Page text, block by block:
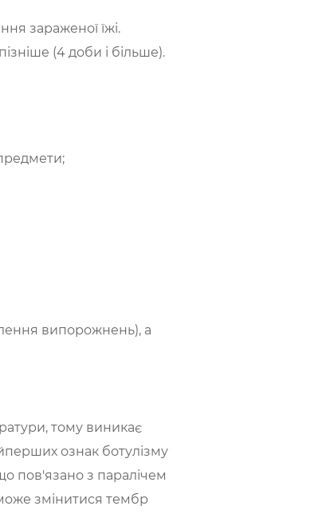
зараженої їжі.
(4 доби і більше).
випорожнень), а
тому виникає
ознак ботулізму
пов'язано з паралічем
змінитися тембр